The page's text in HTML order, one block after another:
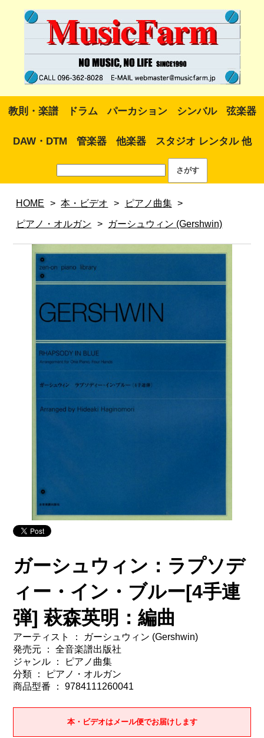
教則・楽譜 ドラム パーカション シンバル 弦楽器
DAW・DTM 管楽器 他楽器 スタジオ レンタル 他
HOME > 本・ビデオ > ピアノ曲集 >
ピアノ・オルガン > ガーシュウィン (Gershwin)
ガーシュウィン：ラプソデ
ィー・イン・ブルー[4手連
弾] 萩森英明：編曲
アーティスト ： ガーシュウィン (Gershwin)
発売元 ： 全音楽譜出版社
ジャンル ： ピアノ曲集
分類 ： ピアノ・オルガン
商品型番 ： 9784111260041
本・ビデオはメール便でお届けします